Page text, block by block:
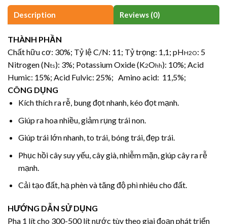
Description Reviews (0)
THÀNH PHẦN
Chất hữu cơ: 30%; Tỷ lệ C/N: 11; Tỷ trọng: 1,1; pHH2O: 5
Nitrogen (Nts): 3%; Potassium Oxide (K2Ohh): 10%; Acid
Humic: 15%; Acid Fulvic: 25%; Amino acid: 11,5%;
CÔNG DỤNG
Kích thích ra rễ, bung đọt nhanh, kéo đọt mạnh.
Giúp ra hoa nhiều, giảm rụng trái non.
Giúp trái lớn nhanh, to trái, bóng trái, đẹp trái.
Phục hồi cây suy yếu, cây già, nhiễm mặn, giúp cây ra rễ
mạnh.
Cải tạo đất, hạ phèn và tăng độ phì nhiêu cho đất.
HƯỚNG DẪN SỬ DỤNG
Pha 1 lít cho 300-500 lít nước tùy theo giai đoạn phát triển